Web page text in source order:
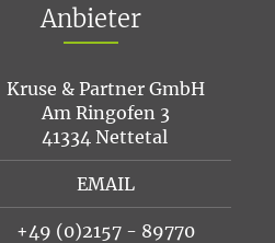
Anbieter
Kruse & Partner GmbH
Am Ringofen 3
41334 Nettetal
EMAIL
+49 (0)2157 - 89770